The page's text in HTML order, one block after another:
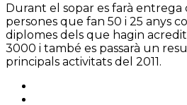
Durant el sopar es farà entrega
persones que fan 50 i 25 anys
diplomes dels que hagin
3000 i també es passarà un
principals activitats del 2011.